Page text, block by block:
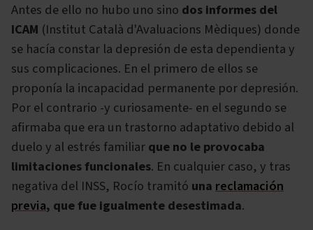
Antes de ello no hubo uno sino dos informes del
ICAM (Institut Català d'Avaluacions Mèdiques) donde
se hacía constar la depresión de esta dependienta y
sus complicaciones. En el primero de ellos se
proponía la incapacidad permanente por depresión.
Por el contrario -y curiosamente- en el segundo se
afirmaba que era un trastorno adaptativo debido al
duelo y al estrés familiarque no le provocaba
limitaciones funcionales. En cualquier caso, y tras
negativa del INSS, Rocío tramitó una reclamación
previa, que fue igualmente desestimada.